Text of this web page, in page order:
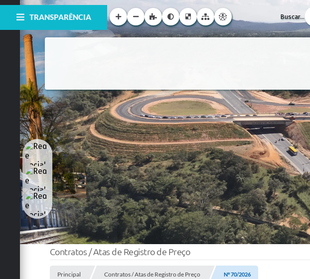
Buscar...
TRANSPARÊNCIA
Contratos / Atas de Registro de Preço
Principal Contratos / Atas de Registro de Preço Nº 70/2026